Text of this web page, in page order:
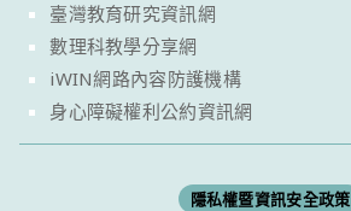
臺灣教育研究資訊網
數理科教學分享網
iWIN網路內容防護機構
身心障礙權利公約資訊網
隱私權暨資訊安全政策